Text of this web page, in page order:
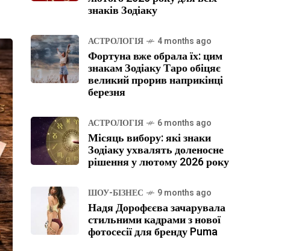
знаків Зодіаку
АСТРОЛОГІЯ 4 months ago
Фортуна вже обрала їх: цим
знакам Зодіаку Таро обіцяє
великий прорив наприкінці
березня
АСТРОЛОГІЯ 6 months ago
Місяць вибору: які знаки
Зодіаку ухвалять доленосне
рішення у лютому 2026 року
ШОУ-БІЗНЕС 9 months ago
Надя Дорофєєва зачарувала
стильними кадрами з нової
фотосесії для бренду Puma